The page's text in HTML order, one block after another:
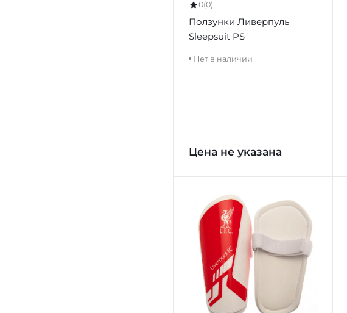
0(0)
Ползунки Ливерпуль
Sleepsuit PS
Нет в наличии
Цена не указана